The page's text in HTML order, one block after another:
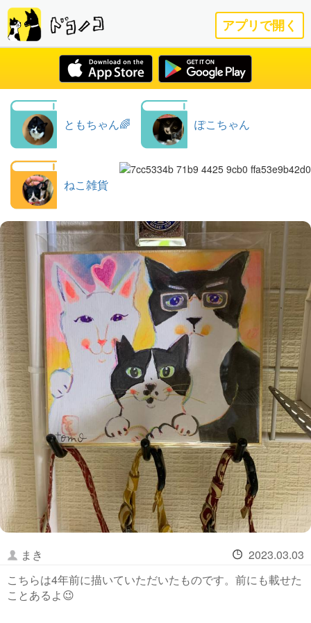
アプリで開く
ともちゃん🌈 ぽこちゃん
ねこ雑貨
まき
2023.03.03
こちらは4年前に描いていただいたものです。前にも載せた
ことあるよ😉